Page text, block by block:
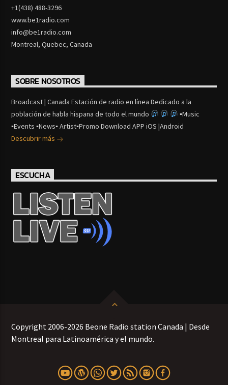
+1(438) 488-3296
www.be1radio.com
info@be1radio.com
Montreal, Quebec, Canada
SOBRE NOSOTROS
Broadcast | Canada Estación de radio en línea Dedicado a la
población de habla hispana de todo el mundo
▪Music
▪Events ▪News▪ Artist▪Promo Download APP iOS |Android
Descubrir más
ESCUCHA
Copyright 2006-2026 Beone Radio station Canada | Desde
Montreal para Latinoamérica y el mundo.